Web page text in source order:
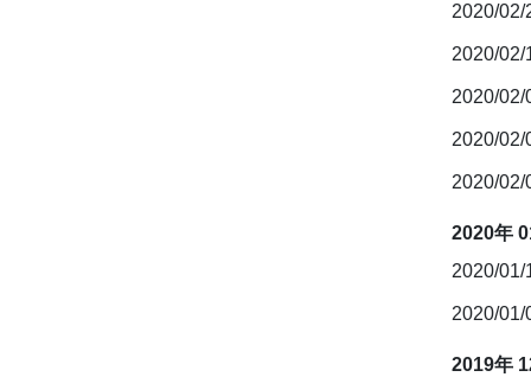
2020/02/
2020/02/
2020/02/
2020/02/
2020/02/
2020年
2020/01/
2020/01/
2019年